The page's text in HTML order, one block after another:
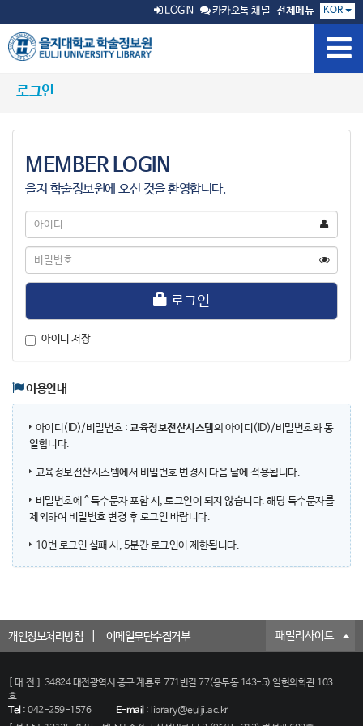
LOGIN 카카오톡 채널 전체메뉴 KOR
로그인
MEMBER LOGIN
을지 학술정보원에 오신 것을 환영합니다.
아
디
비
번
로그인
아이디 저장
이용안내
아이디(ID)/비밀번호 : 교육정보전산시스템의 아이디(ID)/비밀번호와 동
일합니다.
교육정보전산시스템에서 비밀번호 변경시 다음 날에 적용됩니다.
비밀번호에 ^ 특수문자 포함 시, 로그인이 되지 않습니다. 해당 특수문자를
제외하여 비밀번호 변경 후 로그인 바랍니다.
10번 로그인 실패 시, 5분간 로그인이 제한됩니다.
개인정보처리방침 이메일무단수집거부 패밀리사이트
[대전]
34824 대전광역시 중구 계룡로 771번길 77(용두동 143-5) 일현의학관 103
호
Tel: 042-259-1576 E-mail: library@eulji.ac.kr